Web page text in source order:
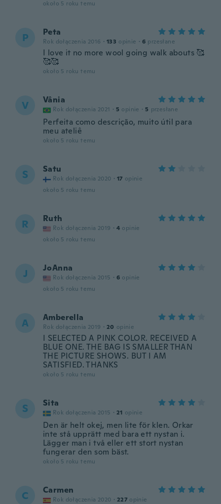
około 5 roku temu
P Peta
Rok dołączenia 2016 · 133 opinie · 6 przesłane
I love it no more wool going walk abouts 🥰
🥰🥰
około 5 roku temu
V Vânia
Rok dołączenia 2021 · 5 opinie · 5 przesłane
Perfeita como descrição, muito útil para
meu ateliê
około 5 roku temu
S Satu
Rok dołączenia 2020 · 17 opinie
około 5 roku temu
R Ruth
Rok dołączenia 2019 · 4 opinie
około 5 roku temu
J JoAnna
Rok dołączenia 2015 · 6 opinie
około 5 roku temu
A Amberella
Rok dołączenia 2019 · 20 opinie
I SELECTED A PINK COLOR. RECEIVED A
BLUE ONE. THE BAG IS SMALLER THAN
THE PICTURE SHOWS. BUT I AM
SATISFIED. THANKS
około 5 roku temu
S Sita
Rok dołączenia 2015 · 21 opinie
Den är helt okej, men lite för klen. Orkar
inte stå upprätt med bara ett nystan i.
Lägger man i två eller ett stort nystan
fungerar den som bäst.
około 5 roku temu
C Carmen
Rok dołączenia 2020 · 227 opinie